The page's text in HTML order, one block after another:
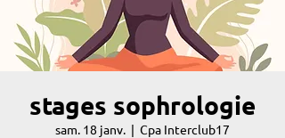
stages sophrologie
sam. 18 janv.
  |
Cpa Interclub17